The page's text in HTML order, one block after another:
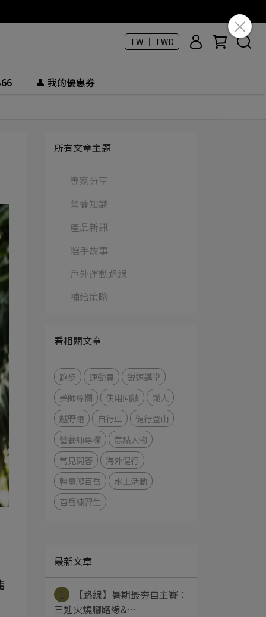
TW ｜ TWD
👤 我的優惠券
所有文章主題
專家分享
營養知識
產品新訊
選手故事
戶外運動路線
補給策略
看相關文章
跑步 運動員
鋭速講堂
藥師專欄
使用回饋
鐵人
越野跑
自行車
健行登山
營養師專欄
焦點人物
常見問答
海外健行
輕量爬百岳
水上活動
百岳練習生
最新文章
【路線】暑期最夯自主賽：
三進火燒腳路線&⋯